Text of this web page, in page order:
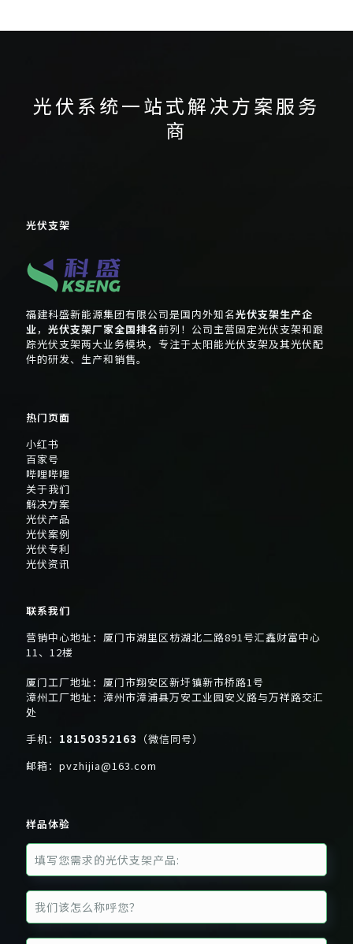
光伏系统一站式解决方案服务
商
光伏支架
福建科盛新能源集团有限公司是国内外知名光伏支架生产企
业， 光伏支架厂家全国排名前列！公司主营固定光伏支架和跟
踪光伏支架两大业务模块，专注于太阳能光伏支架及其光伏配
件的研发、生产和销售。
热门页面
小红书
百家号
哔哩哔哩
关于我们
解决方案
光伏产品
光伏案例
光伏专利
光伏资讯
联系我们
营销中心地址：厦门市湖里区枋湖北二路891号汇鑫财富中心
11、12楼
厦门工厂地址：厦门市翔安区新圩镇新市桥路1号
漳州工厂地址：漳州市漳浦县万安工业园安义路与万祥路交汇
处
手机： 18150352163 （微信同号）
邮箱： pvzhijia@163.com
样品体验